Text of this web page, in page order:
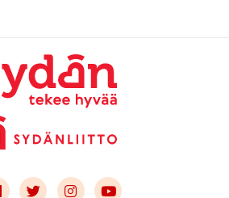
Link to facebook
Link to twitter
Link to instagram
Link to youtube